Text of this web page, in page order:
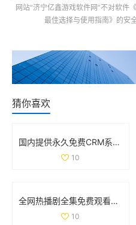
网站“济宁亿鑫游戏软件网”不对软件
最佳选择与使用指南》 的安
猜你喜欢
国内提供永久免费CRM系统的优质网站推荐与分析
10
全网热播剧全集免费观看下载攻略，轻松享受精彩剧情之旅
10